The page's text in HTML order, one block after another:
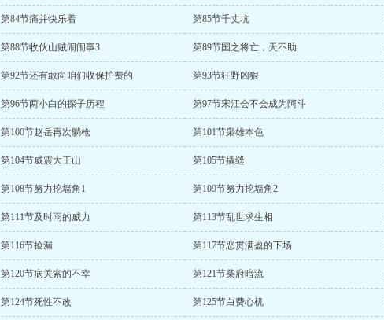
第84节痛并快乐着 第85节千丈坑
第88节收伙山贼闹闹事3 第89节国之将亡，天不助
第92节还有敢向咱们收保护费的 第93节狂野凶狠
第96节两小白的探子历程 第97节宋江会不会成为阿斗
第100节赵岳再次躺枪 第101节枭雄本色
第104节威震大王山 第105节撬缝
第108节努力挖墙角1 第109节努力挖墙角2
第111节及时雨的威力 第113节乱世求生相
第116节捡漏 第117节恶贯满盈的下场
第120节病关索的不幸 第121节柴府暗流
第124节死性不改 第125节白费心机